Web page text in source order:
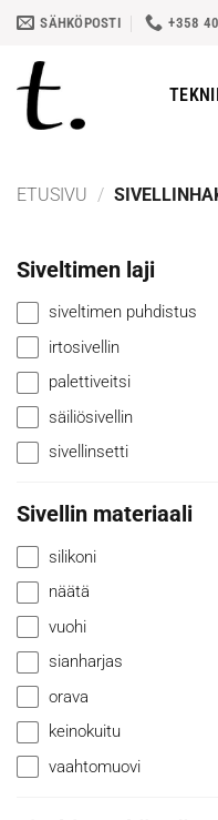
Skip
content
SÄHKÖPOSTI +358
ETUSIVU /
Siveltimen laji
siveltimen puhdistus
irtosivellin
palettiveitsi
säiliösivellin
sivellinsetti
Sivellin materiaali
silikoni
näätä
vuohi
sianharjas
orava
keinokuitu
vaahtomuovi